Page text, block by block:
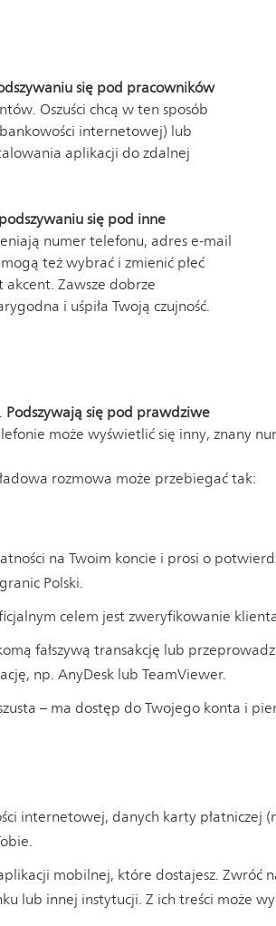
się pod pracowników
Oszuści chcą w ten sposób
internetowej) lub
aplikacji do zdalnej
podszywaniu się pod inne
numer telefonu, adres e-mail
też wybrać i zmienić płeć
Zawsze dobrze
i uśpiła Twoją czujność.
Podszywają się pod prawdziwe
może wyświetlić się inny, znany
rozmowa może przebiegać tak:
na Twoim koncie i prosi o
Polski.
celem jest zweryfikowanie
fałszywą transakcję lub
np. AnyDesk lub TeamViewer.
– ma dostęp do Twojego konta i
internetowej, danych karty płatniczej
mobilnej, które dostajesz. Zwróć
lub innej instytucji. Z ich treści może